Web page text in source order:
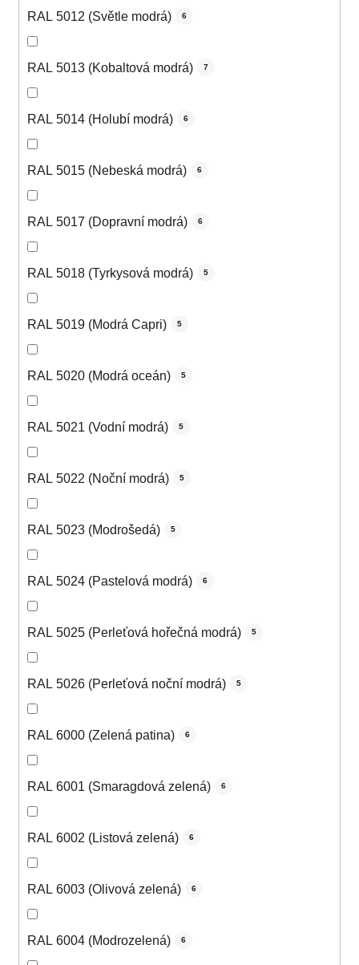
RAL 5012 (Světle modrá) 6
RAL 5013 (Kobaltová modrá) 7
RAL 5014 (Holubí modrá) 6
RAL 5015 (Nebeská modrá) 6
RAL 5017 (Dopravní modrá) 6
RAL 5018 (Tyrkysová modrá) 5
RAL 5019 (Modrá Capri) 5
RAL 5020 (Modrá oceán) 5
RAL 5021 (Vodní modrá) 5
RAL 5022 (Noční modrá) 5
RAL 5023 (Modrošedá) 5
RAL 5024 (Pastelová modrá) 6
RAL 5025 (Perleťová hořečná modrá) 5
RAL 5026 (Perleťová noční modrá) 5
RAL 6000 (Zelená patina) 6
RAL 6001 (Smaragdová zelená) 6
RAL 6002 (Listová zelená) 6
RAL 6003 (Olivová zelená) 6
RAL 6004 (Modrozelená) 6